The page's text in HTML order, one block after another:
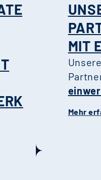
MIT
Mehr